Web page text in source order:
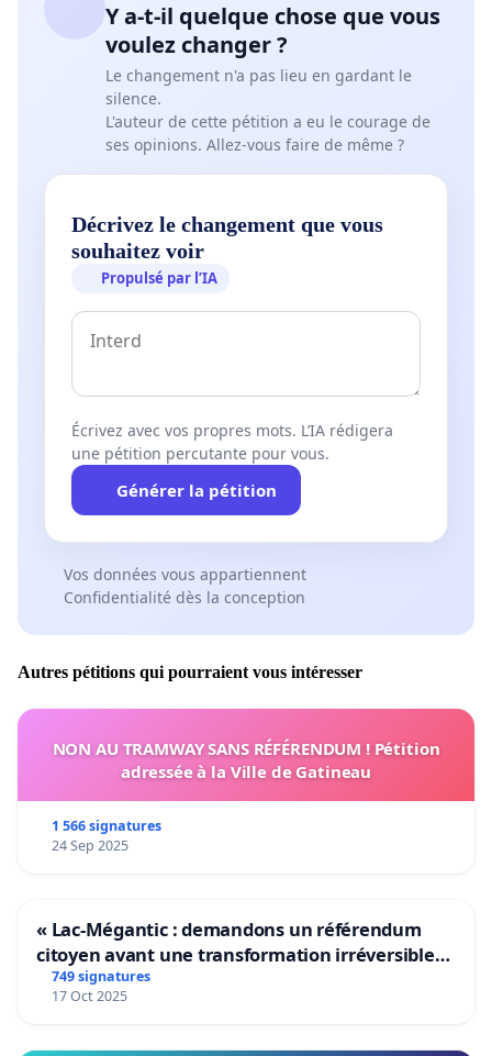
Y a-t-il quelque chose que vous
voulez changer ?
Le changement n'a pas lieu en gardant le
silence.
L'auteur de cette pétition a eu le courage de
ses opinions. Allez-vous faire de même ?
Décrivez le changement que vous
souhaitez voir
Propulsé par l’IA
Écrivez avec vos propres mots. L’IA rédigera
une pétition percutante pour vous.
Générer la pétition
Vos données vous appartiennent
Confidentialité dès la conception
Autres pétitions qui pourraient vous intéresser
NON AU TRAMWAY SANS RÉFÉRENDUM ! Pétition
adressée à la Ville de Gatineau
1 566 signatures
24 Sep 2025
« Lac-Mégantic : demandons un référendum
citoyen avant une transformation irréversible
de notre territoire »
749 signatures
17 Oct 2025